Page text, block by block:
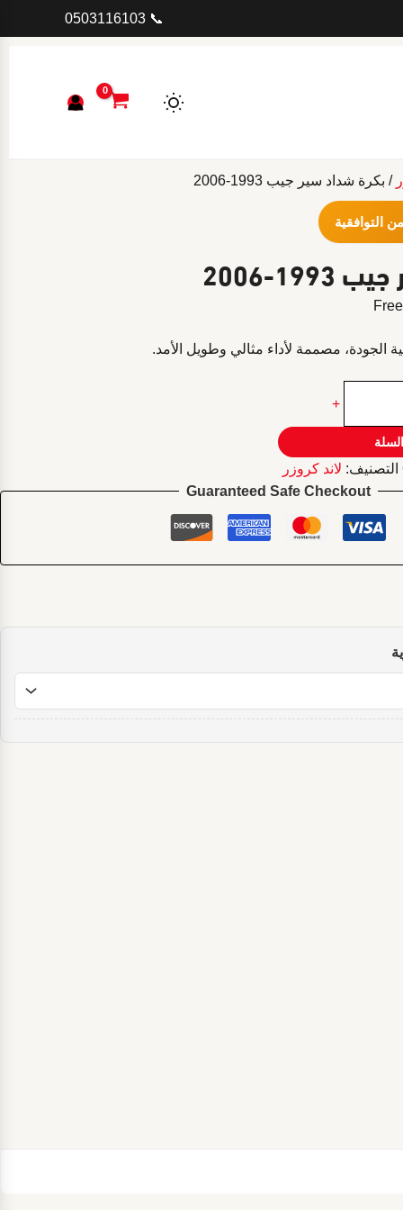
📞 0503116103
/ بكرة شداد سير جيب 1993-2006
التوافقية
2006
الجودة، مصممة لأداء مثالي وطويل الأمد.
+
التصنيف: لاند كروزر
Guaranteed Safe Checkout